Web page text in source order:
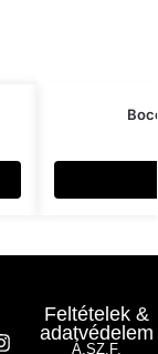
Feltételek &
adatvédelem
Á.SZ.F.